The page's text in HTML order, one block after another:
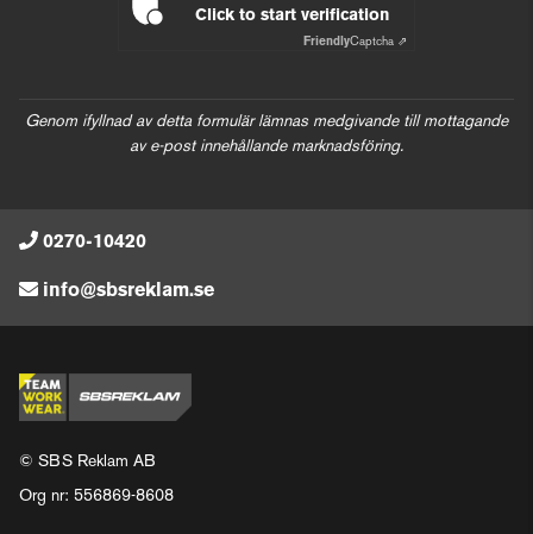
Click to start verification
FriendlyCaptcha ⇗
Genom ifyllnad av detta formulär lämnas medgivande till mottagande
av e-post innehållande marknadsföring.
0270-10420
info@sbsreklam.se
© SBS Reklam AB
Org nr: 556869-8608